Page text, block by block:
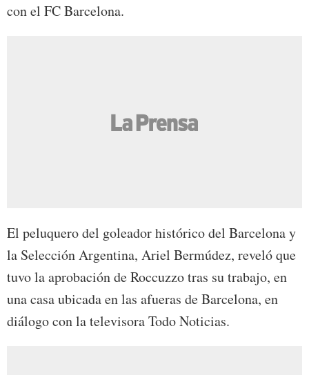
con el FC Barcelona.
El peluquero del goleador histórico del Barcelona y
la Selección Argentina, Ariel Bermúdez, reveló que
tuvo la aprobación de Roccuzzo tras su trabajo, en
una casa ubicada en las afueras de Barcelona, en
diálogo con la televisora Todo Noticias.